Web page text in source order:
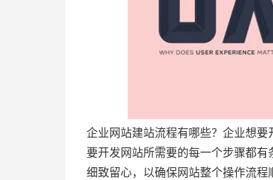
企业网站建站流程有哪些？企业想
要开发网站所需要的每一个步骤都
细致留心，以确保网站整个操作流程